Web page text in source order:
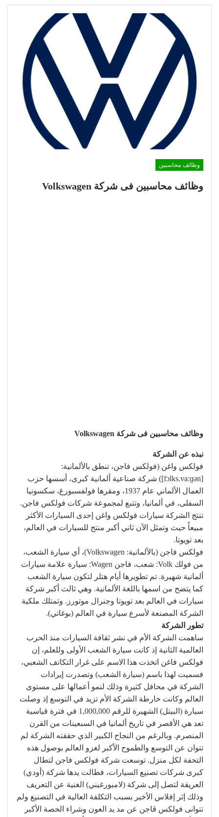
وظائف محاسبين
وظائف محاسبين فى شركة Volkswagen
وظائف محاسبين فى شركة Volkswagen
نبذه عن الشركة
فولكس واغن (فولكس فاجن، تنطق بالألمانية:
[fɔlks.vaːɡən]) شركة صناعية ألمانية كبرى، أسسها حزب
العمال الألماني عام 1937، ومقرها فولفسبورغ، سكسونيا
السفلى، في ألمانيا، وتتبع لمجموعة شركات فولكس فاجن.
تنتج الشركة سيارات فولكس واغن إحدى السيارات الأكثر
مبيعاً حيث وتمثل الآن ثاني أكبر منتج للسيارات في العالم،
بعد تويوتا.
فولكس فاجن (بالألمانية: Volkswagen)، أي سيارة الشعب،
من فولك Volk: شعب، فاجن Wagen: سيارة علامة سيارات
ألمانية شهيرة. تم تطويرها أيام هتلر لتكون سيارة الشعب
كما يتضح من اسمها باللغة الألمانية. وهي ثالث أكبر شركة
سيارات في العالم بعد تويوتا وجنرال موتورز. وتمتلك ملكية
الشركة المصنعة لأسرع سيارة في العالم (بوغاتي).
تطور الشركة
ساهمت الشركة الأم في نشر ثقافة السيارات منذ الحرب
العالمية الثانية إذ كانت سيارة الشعب الأولى وللعلم، إن
فولكس فاغن اتخذت هذا الاسم على غرار التكاتف الشعبي،
فسميت لهذا باسم (سيارة الشعب) وتصدرت إيرادات
الشركة في محافل كثيرة وذلك لنمو أعمالها على مستوى
العالم وكانت خارطة الشركة الأم تزيد في التوسع إذ وصلت
سيارة (البيتل) الشهيرة للرقم 1,000,000 في فترة قياسية
تعد هي الأقصر في تاريخ ألمانيا في السبعينات من القرن
المنصرم. وبالرغم من النجاح الكبير الذي حققته الشركة لم
تتوان عن التوسع والطموح الأكبر لغزو العالم بوصول هذه
التحفة لكل منزل. توسعت شركة فولكس فاجن لتطال
كبرى شركات تصنيع السيارات، فطالت يدها شركة (أودي)
العريقة لتصل إلى شركة (لامبورغيني) الغنية عن التعريف
وذلك إثر إفلاس الأخير بسبب التكلفة العالية في التصنيع ولم
تتوانى فولكس ڤاجن عن مد يد العون وشراء الحصة الأكبر